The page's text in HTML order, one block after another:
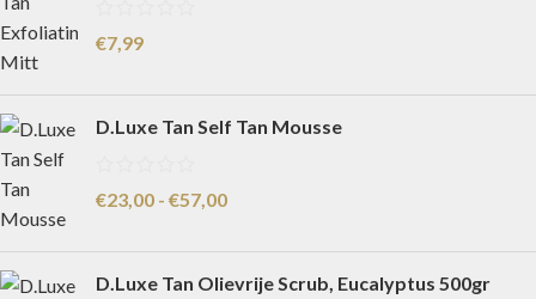
€7,99
D.Luxe Tan Self Tan Mousse
€23,00 - €57,00
D.Luxe Tan Olievrije Scrub, Eucalyptus 500gr